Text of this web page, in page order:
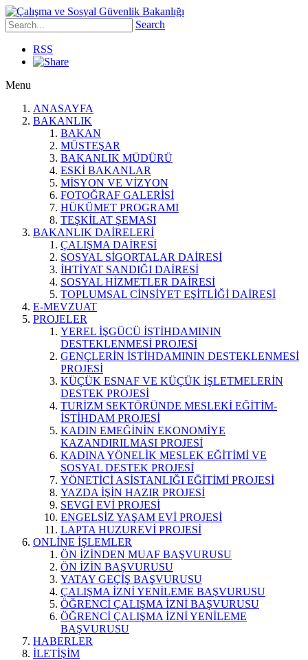
Search
RSS
Menu
ANASAYFA
BAKANLIK
BAKAN
MÜSTEŞAR
BAKANLIK MÜDÜRÜ
ESKİ BAKANLAR
MİSYON VE VİZYON
FOTOĞRAF GALERİSİ
HÜKÜMET PROGRAMI
TEŞKİLAT ŞEMASI
BAKANLIK DAİRELERİ
ÇALIŞMA DAİRESİ
SOSYAL SİGORTALAR DAİRESİ
İHTİYAT SANDIĞI DAİRESİ
SOSYAL HİZMETLER DAİRESİ
TOPLUMSAL CİNSİYET EŞİTLİĞİ DAİRESİ
E-MEVZUAT
PROJELER
YEREL İŞGÜCÜ İSTİHDAMININ
DESTEKLENMESİ PROJESİ
GENÇLERİN İSTİHDAMININ DESTEKLENMESİ
PROJESİ
KÜÇÜK ESNAF VE KÜÇÜK İŞLETMELERİN
DESTEK PROJESİ
TURİZM SEKTÖRÜNDE MESLEKİ EĞİTİM-
İSTİHDAM PROJESİ
KADIN EMEĞİNİN EKONOMİYE
KAZANDIRILMASI PROJESİ
KADINA YÖNELİK MESLEK EĞİTİMİ VE
SOSYAL DESTEK PROJESİ
YÖNETİCİ ASİSTANLIĞI EĞİTİMİ PROJESİ
YAZDA İŞİN HAZIR PROJESİ
SEVGİ EVİ PROJESİ
ENGELSİZ YAŞAM EVİ PROJESİ
LAPTA HUZUREVİ PROJESİ
ONLİNE İŞLEMLER
ÖN İZİNDEN MUAF BAŞVURUSU
ÖN İZİN BAŞVURUSU
YATAY GEÇİŞ BAŞVURUSU
ÇALIŞMA İZNİ YENİLEME BAŞVURUSU
ÖĞRENCİ ÇALIŞMA İZNİ BAŞVURUSU
ÖĞRENCİ ÇALIŞMA İZNİ YENİLEME
BAŞVURUSU
HABERLER
İLETİŞİM